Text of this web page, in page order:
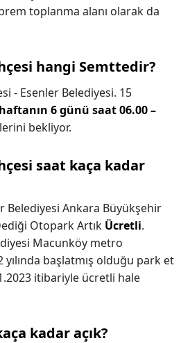
toplanma alanı olarak da
hangi Semttedir?
- Esenler Belediyesi. 15
haftanın 6 günü saat 06.00 –
bekliyor.
saat kaça kadar
Belediyesi Ankara Büyükşehir
Otopark Artık Ücretli.
Macunköy metro
başlatmış olduğu park et
itibariyle ücretli hale
kadar açık?